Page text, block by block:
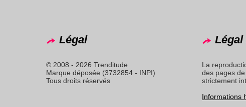
Légal
© 2008 - 2026 Trenditude
Marque déposée (3732854 - INPI)
Tous droits réservés
Légal
La
des pages
strictement
Informations